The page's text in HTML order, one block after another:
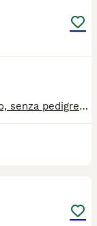
Con un caratteristico disegno nel musetto, senza pedigree, sverminato, vaccinato, abituato alla lettiera e svezzato ha un carattere davvero dolcissimo, molto abituato al contatto umano